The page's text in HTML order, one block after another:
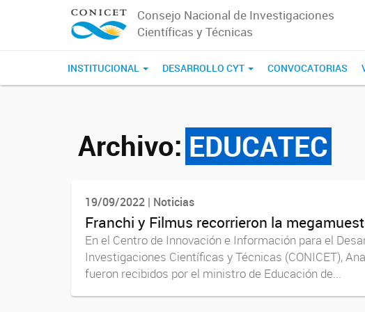
Consejo Nacional de Investigaciones
Científicas y Técnicas
INSTITUCIONAL DESARROLLO CYT CONVOCATORIAS
Archivo: EDUCATEC
19/09/2022 | Noticias
Franchi y Filmus recorrieron la
En el Centro de Innovación e Información para el
Investigaciones Científicas y Técnicas (CONICET),
fueron recibidos por el ministro de Educación de...